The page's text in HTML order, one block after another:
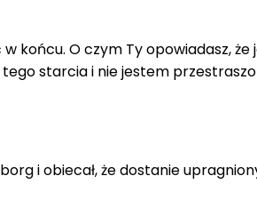
końcu. O czym Ty opowiadasz, że
starcia i nie jestem
i obiecał, że dostanie